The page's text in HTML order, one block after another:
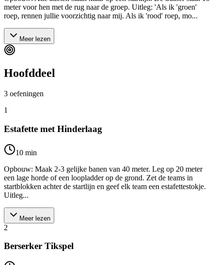
meter voor hen met de rug naar de groep. Uitleg: 'Als ik 'groen'
roep, rennen jullie voorzichtig naar mij. Als ik 'rood' roep, mo...
Meer lezen
Hoofddeel
3 oefeningen
1
Estafette met Hinderlaag
10 min
Opbouw: Maak 2-3 gelijke banen van 40 meter. Leg op 20 meter
een lage horde of een loopladder op de grond. Zet de teams in
startblokken achter de startlijn en geef elk team een estafettestokje.
Uitleg...
Meer lezen
2
Berserker Tikspel